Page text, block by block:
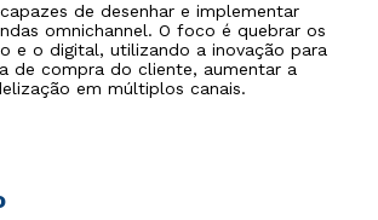
de desenhar e implementar
omnichannel. O foco é quebrar os
e o digital, utilizando a inovação para
de compra do cliente, aumentar a
em múltiplos canais.